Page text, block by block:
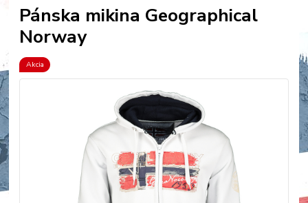
Pánska mikina Geographical
Norway
Akcia